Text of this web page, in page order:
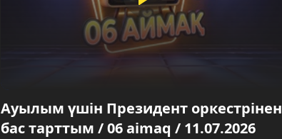
Ауылым үшін Президент оркестрінен
бас тарттым / 06 aimaq / 11.07.2026